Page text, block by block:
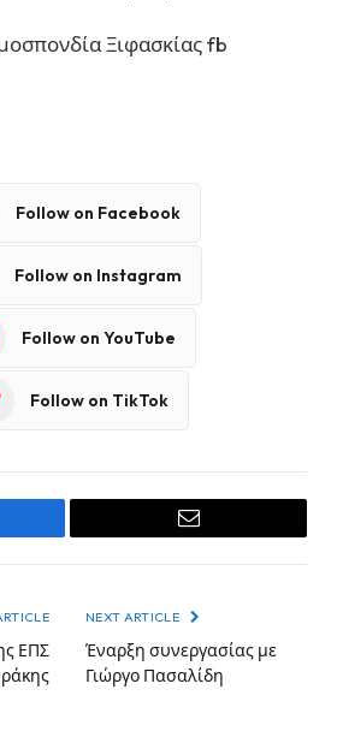
Ξιφασκίας fb
Follow on Facebook
Follow on Instagram
Follow on YouTube
Follow on TikTok
Email
ΕΠΣ
NEXT ARTICLE
Έναρξη συνεργασίας με
Γιώργο Πασαλίδη